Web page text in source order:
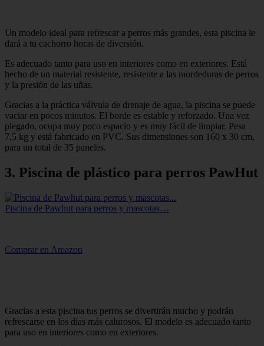
Un modelo ideal para refrescar a perros más grandes, esta piscina le
dará a tu cachorro horas de diversión.
Es adecuado tanto para uso en interiores como en exteriores. Está
hecho de un material resistente, resistente a las mordeduras de perros
y la presión de las uñas.
Gracias a la práctica válvula de drenaje de agua, la piscina se puede
vaciar en pocos minutos. El borde es estable y reforzado. Una vez
plegado, ocupa muy poco espacio y es muy fácil de limpiar. Pesa
7,5 kg y está fabricado en PVC. Sus dimensiones son 160 x 30 cm,
para un total de 35 paneles.
3. Piscina de plástico para perros PawHut
Piscina de Pawhut para perros y mascotas…
Comprar en Amazon
Gracias a esta piscina tus perros se divertirán mucho y podrán
refrescarse en los días más calurosos. El modelo es adecuado tanto
para uso en interiores como en exteriores.